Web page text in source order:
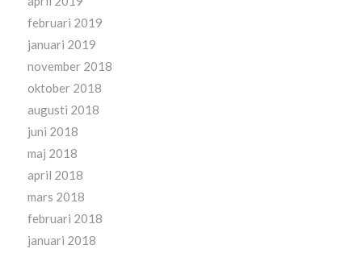
februari 2019
januari 2019
november 2018
oktober 2018
augusti 2018
juni 2018
maj 2018
april 2018
mars 2018
februari 2018
januari 2018